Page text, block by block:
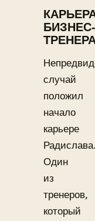
БИЗНЕС-
случай
положил
начало
карьере
Один
из
тренеров,
который